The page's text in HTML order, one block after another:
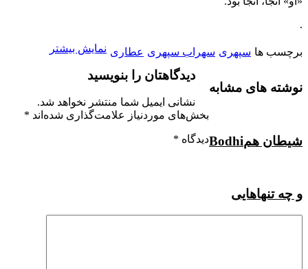
.
برچسب ها سپهری سهراب سپهری عطاری نمایش بیشتر
نوشته های مشابه
شیطان همBodhi
و چه تنهاهایی
دیدگاهتان را بنویسید
نشانی ایمیل شما منتشر نخواهد شد.
بخش‌های موردنیاز علامت‌گذاری شده‌اند *
دیدگاه *